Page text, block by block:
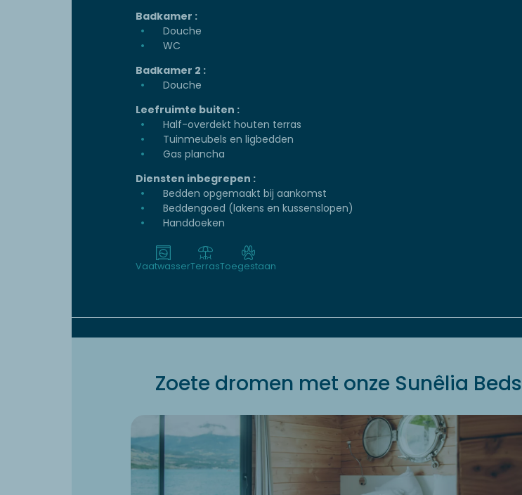
Badkamer :
Douche
WC
Badkamer 2 :
Douche
Leefruimte buiten :
Half-overdekt houten terras
Tuinmeubels en ligbedden
Gas plancha
Diensten inbegrepen :
Bedden opgemaakt bij aankomst
Beddengoed (lakens en kussenslopen)
Handdoeken
VaatwasserTerrasToegestaan
Zoete dromen met onze Sunêlia Beds